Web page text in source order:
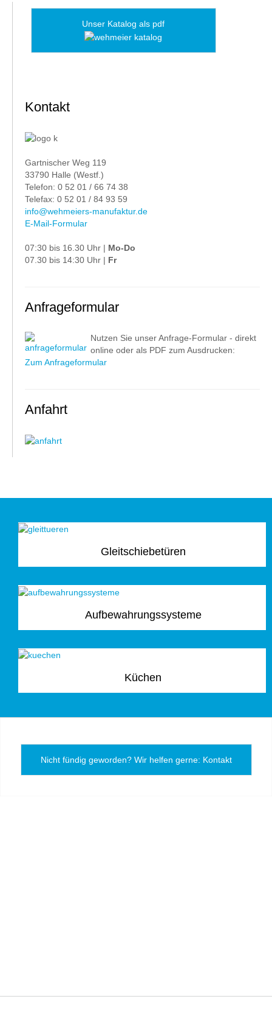
Unser Katalog als pdf
Kontakt
Gartnischer Weg 119
33790 Halle (Westf.)
Telefon: 0 52 01 / 66 74 38
Telefax: 0 52 01 / 84 93 59
info@wehmeiers-manufaktur.de
E-Mail-Formular
07:30 bis 16.30 Uhr | Mo-Do
07.30 bis 14:30 Uhr | Fr
Anfrageformular
Nutzen Sie unser Anfrage-Formular - direkt
online oder als PDF zum Ausdrucken:
Zum Anfrageformular
Anfahrt
Gleitschiebetüren
Aufbewahrungssysteme
Küchen
Nicht fündig geworden? Wir helfen gerne: Kontakt